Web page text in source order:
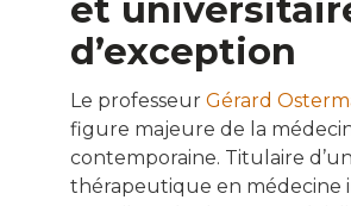
et
d’exception
Le professeurGérard
figure majeure de la
contemporaine. Titulaire
thérapeutique en médecine